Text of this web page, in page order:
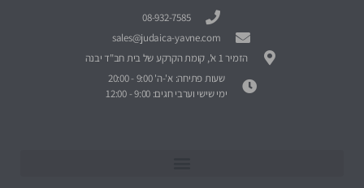
08-932-7585
sales@judaica-yavne.com
הזמיר 1 א', קומת הקרקע של בית חב"ד יבנה
שעות פתיחה: א'-ה' 9:00 - 20:00
ימי שישי וערבי חגים: 9:00 - 12:00